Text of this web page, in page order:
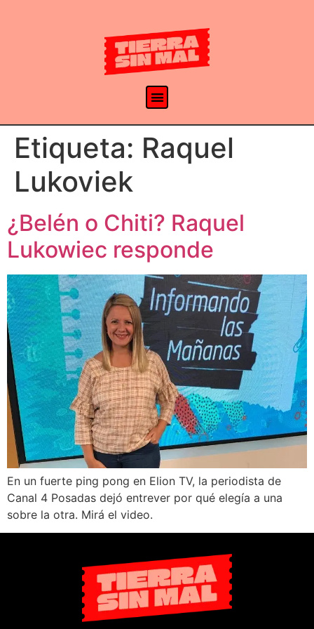
Etiqueta: Raquel
Lukoviek
¿Belén o Chiti? Raquel
Lukowiec responde
En un fuerte ping pong en Elion TV, la periodista de
Canal 4 Posadas dejó entrever por qué elegía a una
sobre la otra. Mirá el video.